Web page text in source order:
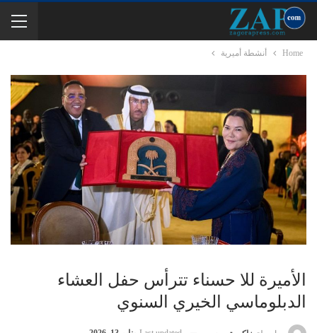
Home أنشطة أميرية
الأميرة للا حسناء تترأس حفل العشاء
الدبلوماسي الخيري السنوي